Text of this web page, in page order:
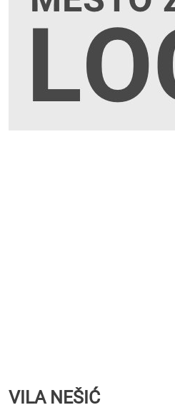
VILA NEŠIĆ